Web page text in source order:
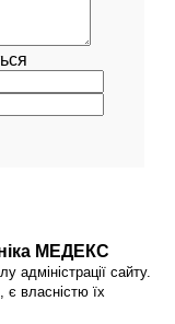
МЕДЕКС
адміністрації сайту.
є власністю їх